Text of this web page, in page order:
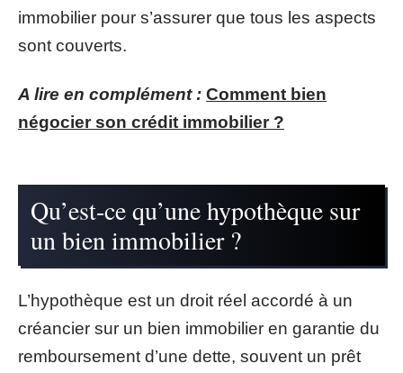
immobilier pour s’assurer que tous les aspects
sont couverts.
A lire en complément : Comment bien
négocier son crédit immobilier ?
Qu’est-ce qu’une hypothèque sur
un bien immobilier ?
L’hypothèque est un droit réel accordé à un
créancier sur un bien immobilier en garantie du
remboursement d’une dette, souvent un prêt